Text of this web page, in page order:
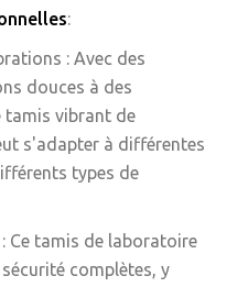
:
: Avec des
douces à des
tamis vibrant de
s'adapter à différentes
types de
Ce tamis de laboratoire
complètes, y